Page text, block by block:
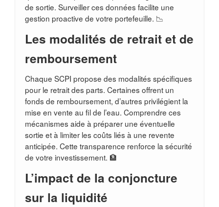
de sortie. Surveiller ces données facilite une
gestion proactive de votre portefeuille. 📉
Les modalités de retrait et de
remboursement
Chaque SCPI propose des modalités spécifiques
pour le retrait des parts. Certaines offrent un
fonds de remboursement, d’autres privilégient la
mise en vente au fil de l’eau. Comprendre ces
mécanismes aide à préparer une éventuelle
sortie et à limiter les coûts liés à une revente
anticipée. Cette transparence renforce la sécurité
de votre investissement. 🏦
L’impact de la conjoncture
sur la liquidité